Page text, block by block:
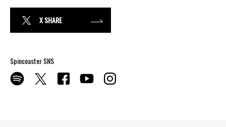
X SHARE
Spincoaster SNS